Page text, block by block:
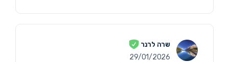
שרה לרנר
29/01/2026